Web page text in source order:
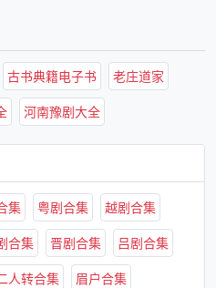
古书典籍电子书 老庄道家
河南豫剧大全
集 粤剧合集 越剧合集
合集 晋剧合集 吕剧合集
人转合集 眉户合集